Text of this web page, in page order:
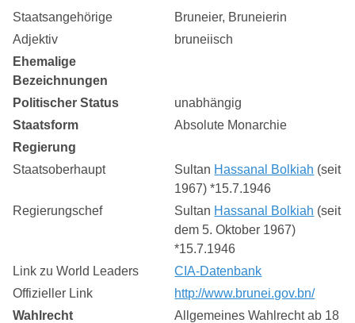
Staatsangehörige
Bruneier, Bruneierin
Adjektiv
bruneiisch
Ehemalige
Bezeichnungen
Politischer Status
unabhängig
Staatsform
Absolute Monarchie
Regierung
Staatsoberhaupt
Sultan Hassanal Bolkiah (seit
1967) *15.7.1946
Regierungschef
Sultan Hassanal Bolkiah (seit
dem 5. Oktober 1967)
*15.7.1946
Link zu World Leaders
CIA-Datenbank
Offizieller Link
http://www.brunei.gov.bn/
Wahlrecht
Allgemeines Wahlrecht ab 18